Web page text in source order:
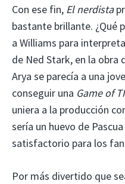
Con ese fin, El nerdista
bastante brillante. ¿Qué
a Williams para
de Ned Stark, en la obra
Arya se parecía a una
conseguir una Game of
uniera a la producción
sería un huevo de
satisfactorio para los
Por más divertido que